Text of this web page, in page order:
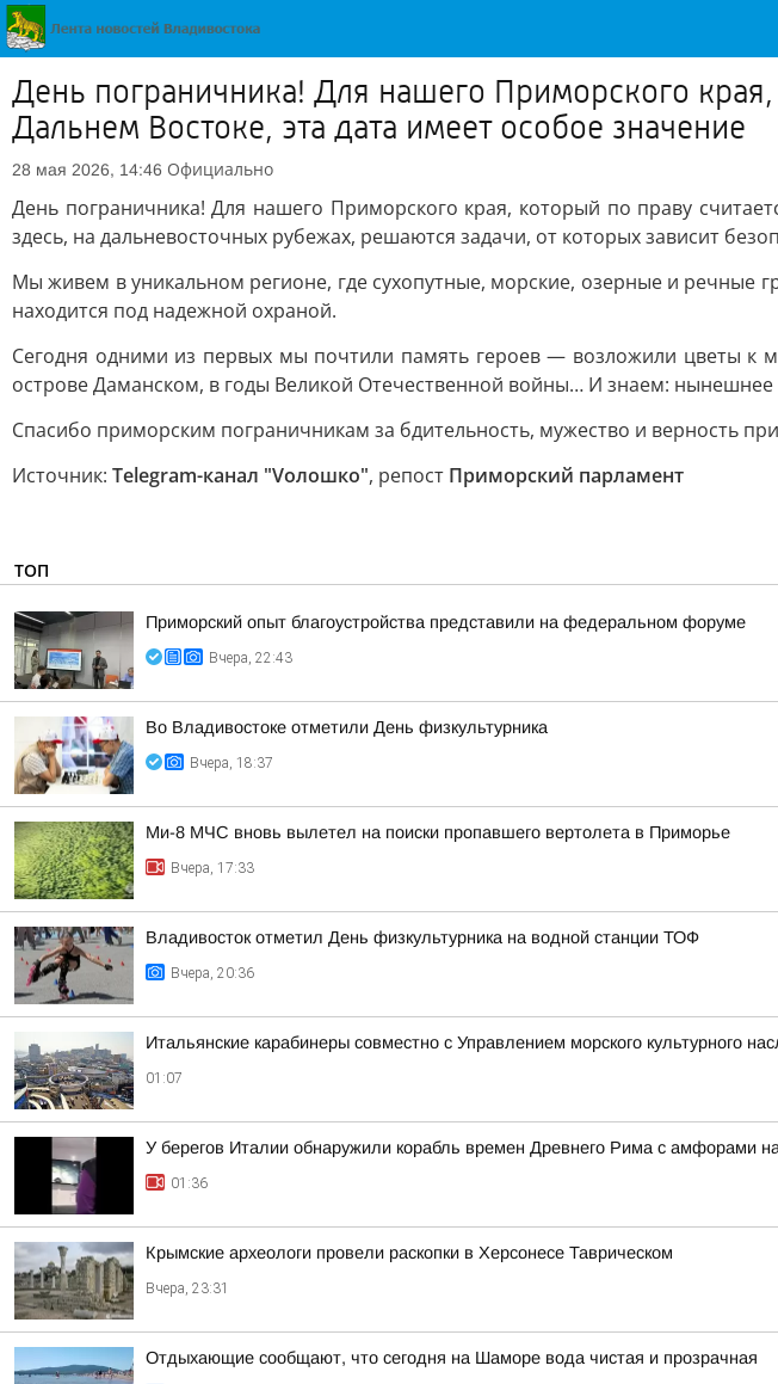
День пограничника! Для нашего Приморского
Дальнем Востоке, эта дата имеет особое значение
28 мая 2026, 14:46 Официально
День пограничника! Для нашего Приморского края, который по праву
здесь, на дальневосточных рубежах, решаются задачи, от которых зависит
Мы живем в уникальном регионе, где сухопутные, морские, озерные и речные
находится под надежной охраной.
Сегодня одними из первых мы почтили память героев — возложили цветы
острове Даманском, в годы Великой Отечественной войны… И знаем: нынешнее
Спасибо приморским пограничникам за бдительность, мужество и верность
Источник: Telegram-канал "Vолошко", репост Приморский парламент
ТОП
Приморский опыт благоустройства представили на федеральном форуме
Вчера, 22:43
Во Владивостоке отметили День физкультурника
Вчера, 18:37
Ми-8 МЧС вновь вылетел на поиски пропавшего вертолета в Приморье
Вчера, 17:33
Владивосток отметил День физкультурника на водной станции ТОФ
Вчера, 20:36
Итальянские карабинеры совместно с Управлением морского культурного
01:07
У берегов Италии обнаружили корабль времен Древнего Рима с амфорами
01:36
Крымские археологи провели раскопки в Херсонесе Таврическом
Вчера, 23:31
Отдыхающие сообщают, что сегодня на Шаморе вода чистая и прозрачная